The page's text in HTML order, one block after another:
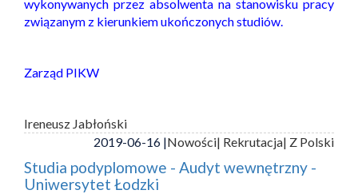
wykonywanych przez absolwenta na stanowisku pracy
związanym z kierunkiem ukończonych studiów.
Zarząd PIKW
Ireneusz Jabłoński
2019-06-16 |Nowości| Rekrutacja| Z Polski
Studia podyplomowe - Audyt wewnętrzny -
Uniwersytet Łodzki